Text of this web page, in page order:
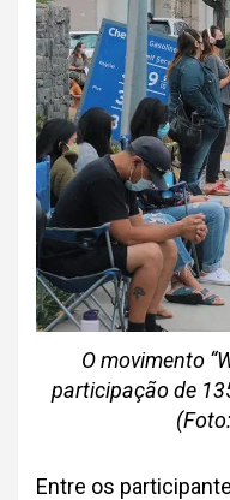
O movimento
participação de
Entre os